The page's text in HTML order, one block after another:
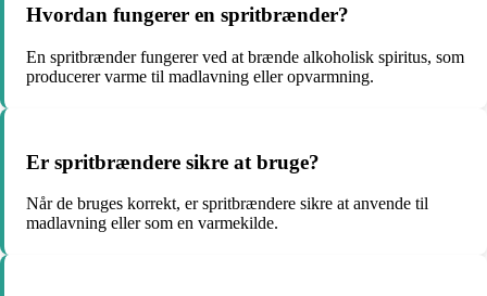
Hvordan fungerer en spritbrænder?
En spritbrænder fungerer ved at brænde alkoholisk spiritus, som
producerer varme til madlavning eller opvarmning.
Er spritbrændere sikre at bruge?
Når de bruges korrekt, er spritbrændere sikre at anvende til
madlavning eller som en varmekilde.